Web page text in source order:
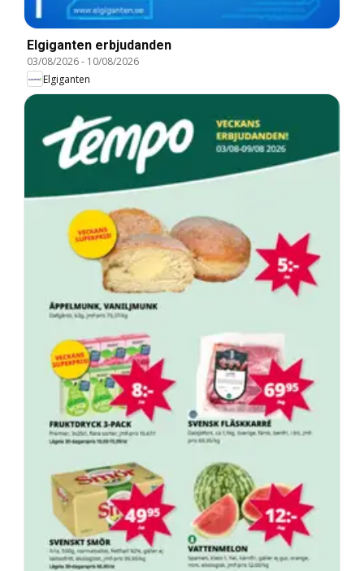
Elgiganten erbjudanden
03/08/2026- 10/08/2026
Elgiganten